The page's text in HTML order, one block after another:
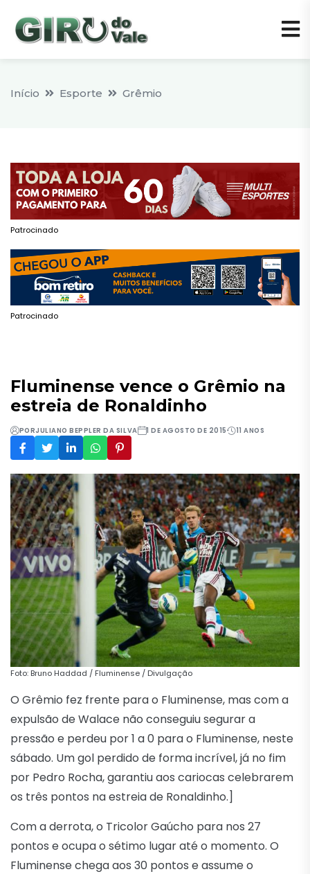
Início Esporte Grêmio
Patrocinado
Patrocinado
Fluminense vence o Grêmio na
estreia de Ronaldinho
PORJULIANO BEPPLER DA SILVA 1 DE AGOSTO DE 2015 11 ANOS
Foto: Bruno Haddad / Fluminense / Divulgação
O Grêmio fez frente para o Fluminense, mas com a
expulsão de Walace não conseguiu segurar a
pressão e perdeu por 1 a 0 para o Fluminense, neste
sábado. Um gol perdido de forma incrível, já no fim
por Pedro Rocha, garantiu aos cariocas celebrarem
os três pontos na estreia de Ronaldinho.]
Com a derrota, o Tricolor Gaúcho para nos 27
pontos e ocupa o sétimo lugar até o momento. O
Fluminense chega aos 30 pontos e assume o